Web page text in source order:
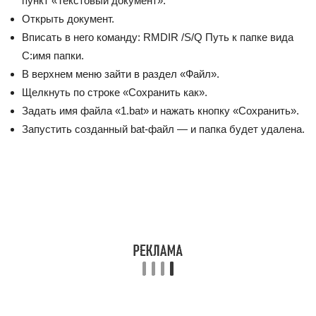
Открыть документ.
Вписать в него команду: RMDIR /S/Q Путь к папке вида
C:имя папки.
В верхнем меню зайти в раздел «Файл».
Щелкнуть по строке «Сохранить как».
Задать имя файла «1.bat» и нажать кнопку «Сохранить».
Запустить созданный bat-файл — и папка будет удалена.